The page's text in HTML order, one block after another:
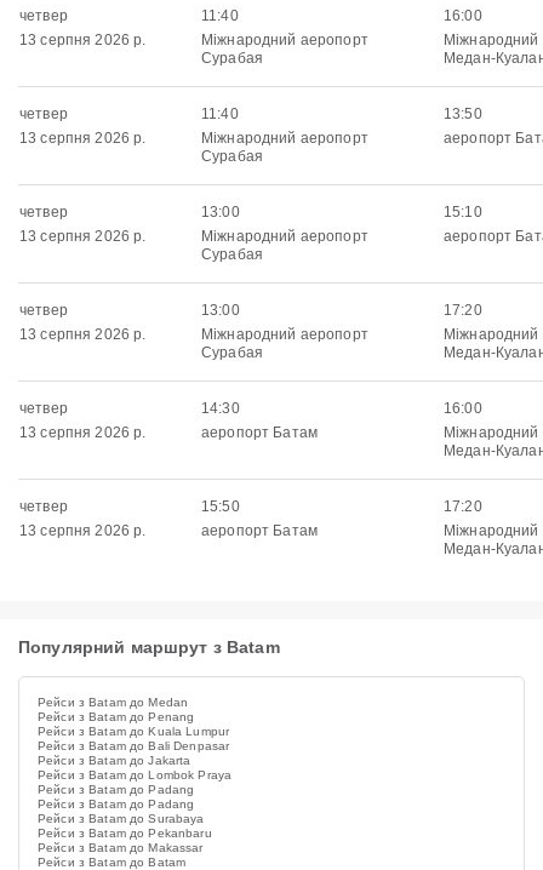
четвер
13 серпня 2026 р.
11:40
Міжнародний аеропорт
Сурабая
16:00
Міжнародний
Медан-
четвер
13 серпня 2026 р.
11:40
Міжнародний аеропорт
Сурабая
13:50
аеропорт
четвер
13 серпня 2026 р.
13:00
Міжнародний аеропорт
Сурабая
15:10
аеропорт
четвер
13 серпня 2026 р.
13:00
Міжнародний аеропорт
Сурабая
17:20
Міжнародний
Медан-
четвер
13 серпня 2026 р.
14:30
аеропорт Батам
16:00
Міжнародний
Медан-
четвер
13 серпня 2026 р.
15:50
аеропорт Батам
17:20
Міжнародний
Медан-
Популярний маршрут з Batam
Рейси з Batam до Medan
Рейси з Batam до Penang
Рейси з Batam до Kuala Lumpur
Рейси з Batam до Bali Denpasar
Рейси з Batam до Jakarta
Рейси з Batam до Lombok Praya
Рейси з Batam до Padang
Рейси з Batam до Padang
Рейси з Batam до Surabaya
Рейси з Batam до Pekanbaru
Рейси з Batam до Makassar
Рейси з Batam до Batam